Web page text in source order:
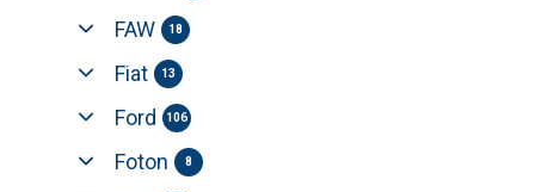
FAW 18
Fiat 13
Ford 106
Foton 8